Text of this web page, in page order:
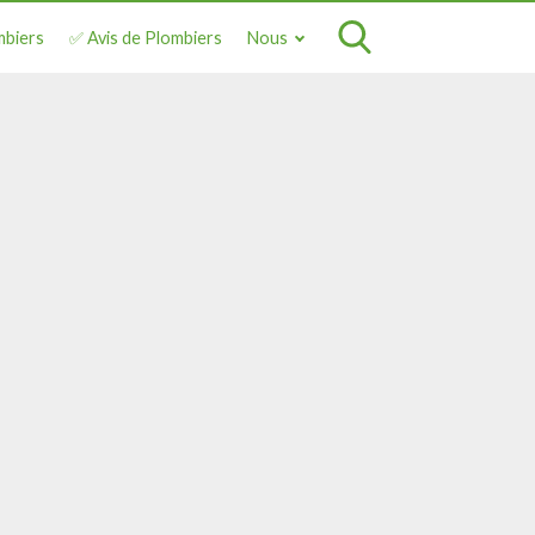
✅ Avis de Plombiers Nous